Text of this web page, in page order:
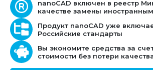
nanoCAD включен в реестр
качестве замены
Продукт nanoCAD уже
Российские стандарты
Вы экономите средства за
стоимости без потери